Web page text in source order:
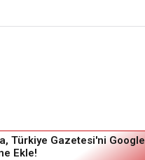
Türkiye Gazetesi'ni Google
Ekle!